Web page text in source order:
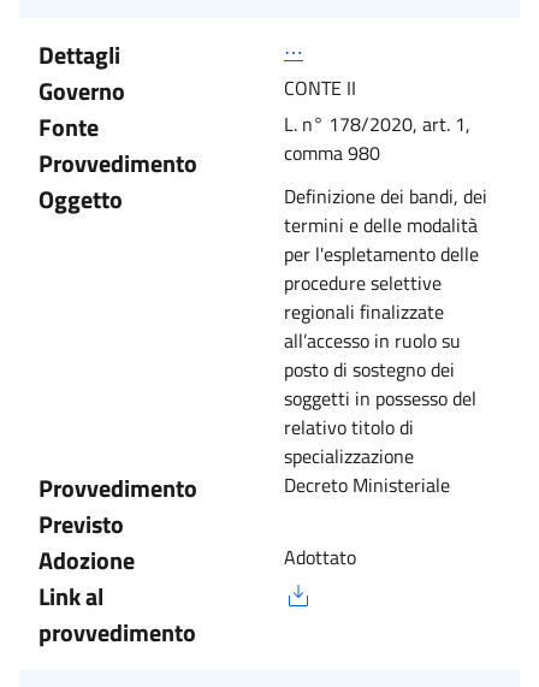
Dettagli
⋯
Governo CONTE II
Fonte
Provvedimento
L. n° 178/2020, art. 1,
comma 980
Oggetto
Definizione dei bandi, dei
termini e delle modalità
per l'espletamento delle
procedure selettive
regionali finalizzate
all’accesso in ruolo su
posto di sostegno dei
soggetti in possesso del
relativo titolo di
specializzazione
Provvedimento
Previsto
Decreto Ministeriale
Adozione Adottato
Link al
provvedimento